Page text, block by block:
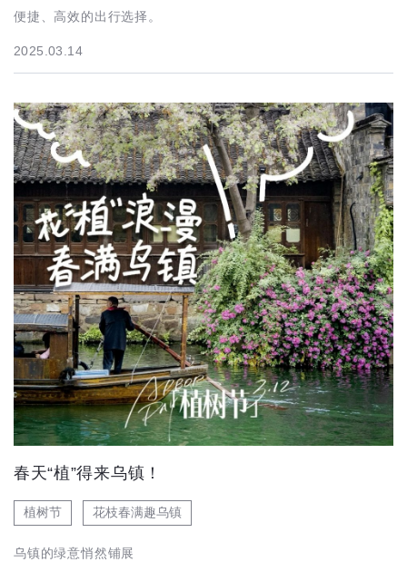
便捷、高效的出行选择。
2025.03.14
春天“植”得来乌镇！
植树节 花枝春满趣乌镇
乌镇的绿意悄然铺展